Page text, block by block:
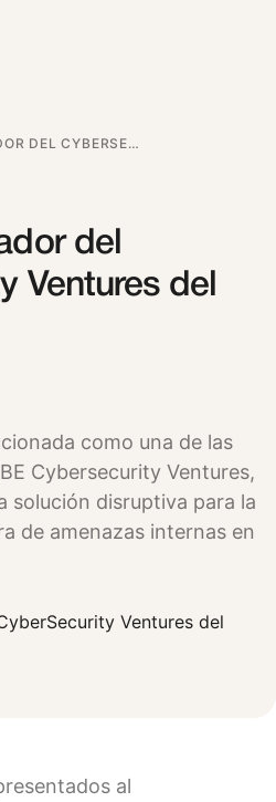
KYMATIO GANADOR DEL CYBERSECURITY VENTURES DEL INCIBE
del
Ventures del
como una de las
Cybersecurity Ventures,
solución disruptiva para la
de amenazas internas en
al